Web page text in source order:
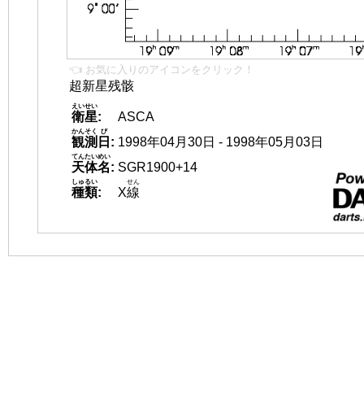
👈 お気に入りのアイコンをクリック！
超新星残骸
衛星
えいせい
:
ASCA
観測
かんそく
日
び
: 1998年04月30日 - 1998年05月03日
天体名
てんたいめい
: SGR1900+14
種類
しゅるい
: X線
せん